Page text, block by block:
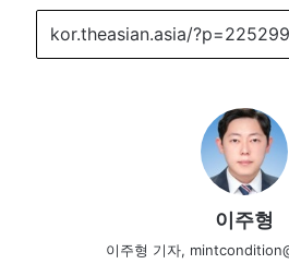
이주형
이주형 기자,